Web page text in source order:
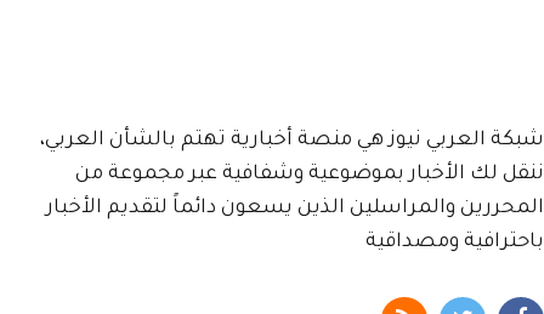
شبكة العربي نيوز هي منصة أخبارية تهتم بالشأن العربي،
ننقل لك الأخبار بموضوعية وشفافية عبر مجموعة من
المحررين والمراسلين الذين يسعون دائماً لتقديم الأخبار
باحترافية ومصداقية